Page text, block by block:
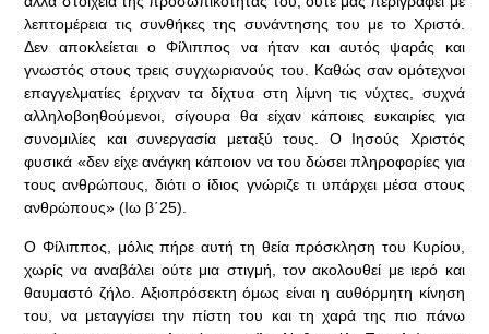
λεπτομέρεια τις συνθήκες της συνάντησης του με το Χριστό.
Δεν αποκλείεται ο Φίλιππος να ήταν και αυτός ψαράς και
γνωστός στους τρεις συγχωριανούς του. Καθώς σαν ομότεχνοι
επαγγελματίες έριχναν τα δίχτυα στη λίμνη τις νύχτες, συχνά
αλληλοβοηθούμενοι, σίγουρα θα είχαν κάποιες ευκαιρίες για
συνομιλίες και συνεργασία μεταξύ τους. Ο Ιησούς Χριστός
φυσικά «δεν είχε ανάγκη κάποιον να του δώσει πληροφορίες για
τους ανθρώπους, διότι ο ίδιος γνώριζε τι υπάρχει μέσα στους
ανθρώπους» (Ιω β΄25).
Ο Φίλιππος, μόλις πήρε αυτή τη θεία πρόσκληση του Κυρί­ου,
χωρίς να αναβάλει ούτε μια στιγμή, τον ακολουθεί με ιερό και
θαυμαστό ζήλο. Αξιοπρόσεκτη όμως είναι η αυθόρμητη κίνηση
του, να μεταγγίσει την πίστη του και τη χαρά της πιο πάνω